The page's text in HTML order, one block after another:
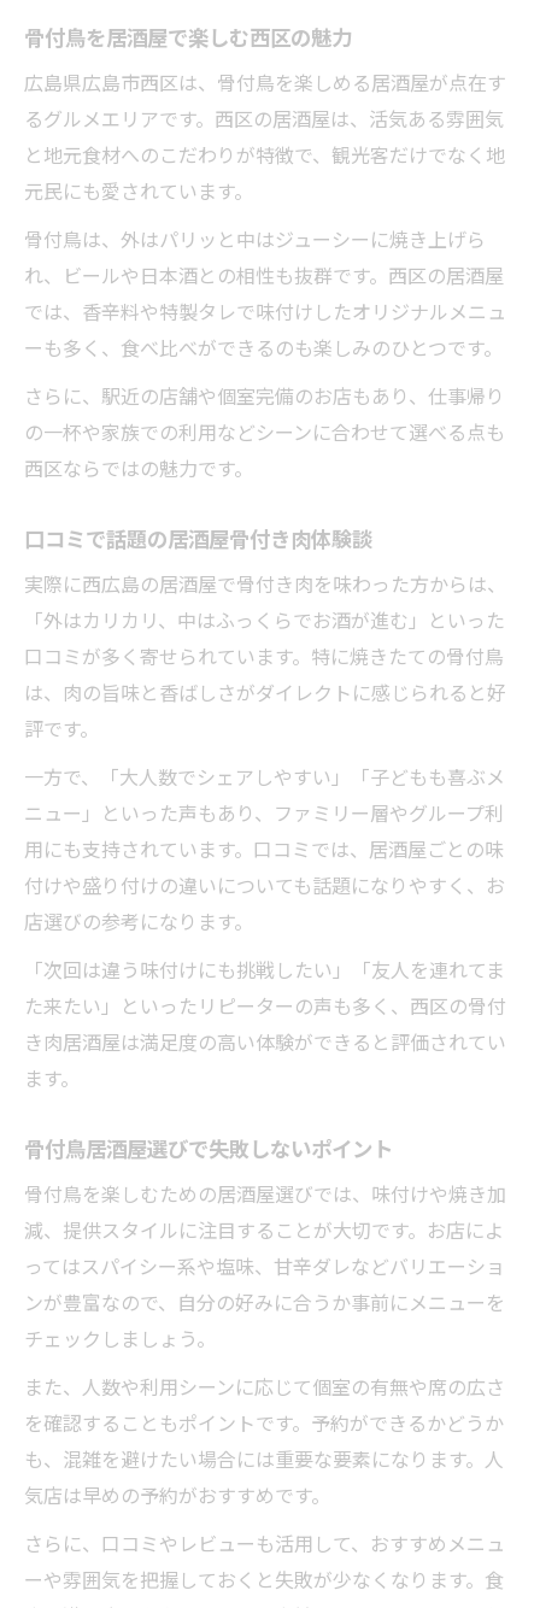
居酒屋で骨付鳥を楽しむ宴会のコツ
骨付き肉と居酒屋の組み合わせが人気
香ばしい骨付き肉が彩る居酒屋時間
香ばしさ際立つ骨付き肉を居酒屋で堪能
居酒屋骨付き肉の焼き加減と美味しさの秘
密
骨付鳥が居酒屋で放つ香りの魅力を語る
香ばしい骨付き肉と居酒屋の相性を考察
居酒屋で焼きたて骨付き肉を味わう幸せ
骨付き肉が自慢の居酒屋で満喫する幸せ
骨付き肉自慢の居酒屋で幸せなひと時を
居酒屋で味わう骨付鳥の至福の味体験
骨付き肉が人気の居酒屋で心満たされる理
居酒屋の骨付き肉で感じる特別な満足感
骨付鳥居酒屋で味わう幸せな時間の過ごし
方
骨付鳥を居酒屋で楽しむ西区の魅力
広島県広島市西区は、骨付鳥を楽しめる居酒屋が点在す
るグルメエリアです。西区の居酒屋は、活気ある雰囲気
と地元食材へのこだわりが特徴で、観光客だけでなく地
元民にも愛されています。
骨付鳥は、外はパリッと中はジューシーに焼き上げら
れ、ビールや日本酒との相性も抜群です。西区の居酒屋
では、香辛料や特製タレで味付けしたオリジナルメニュ
ーも多く、食べ比べができるのも楽しみのひとつです。
さらに、駅近の店舗や個室完備のお店もあり、仕事帰り
の一杯や家族での利用などシーンに合わせて選べる点も
西区ならではの魅力です。
口コミで話題の居酒屋骨付き肉体験談
実際に西広島の居酒屋で骨付き肉を味わった方からは、
「外はカリカリ、中はふっくらでお酒が進む」といった
口コミが多く寄せられています。特に焼きたての骨付鳥
は、肉の旨味と香ばしさがダイレクトに感じられると好
評です。
一方で、「大人数でシェアしやすい」「子どもも喜ぶメ
ニュー」といった声もあり、ファミリー層やグループ利
用にも支持されています。口コミでは、居酒屋ごとの味
付けや盛り付けの違いについても話題になりやすく、お
店選びの参考になります。
「次回は違う味付けにも挑戦したい」「友人を連れてま
た来たい」といったリピーターの声も多く、西区の骨付
き肉居酒屋は満足度の高い体験ができると評価されてい
ます。
骨付鳥居酒屋選びで失敗しないポイント
骨付鳥を楽しむための居酒屋選びでは、味付けや焼き加
減、提供スタイルに注目することが大切です。お店によ
ってはスパイシー系や塩味、甘辛ダレなどバリエーショ
ンが豊富なので、自分の好みに合うか事前にメニューを
チェックしましょう。
また、人数や利用シーンに応じて個室の有無や席の広さ
を確認することもポイントです。予約ができるかどうか
も、混雑を避けたい場合には重要な要素になります。人
気店は早めの予約がおすすめです。
さらに、口コミやレビューも活用して、おすすめメニュ
ーや雰囲気を把握しておくと失敗が少なくなります。食